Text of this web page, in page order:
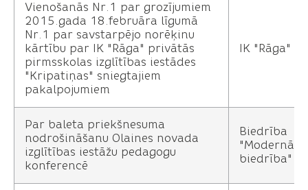
Vienošanās Nr.1 par grozījumiem
2015.gada 18.februāra līgumā
Nr.1 par savstarpējo norēķinu
kārtību par IK "Rāga" privātās
pirmsskolas izglītības iestādes
"Kripatiņas" sniegtajiem
pakalpojumiem
IK "Rāga"
Par baleta priekšnesuma
nodrošināšanu Olaines novada
izglītības iestāžu pedagogu
konferencē
Biedrība
"Modernā
biedrība"